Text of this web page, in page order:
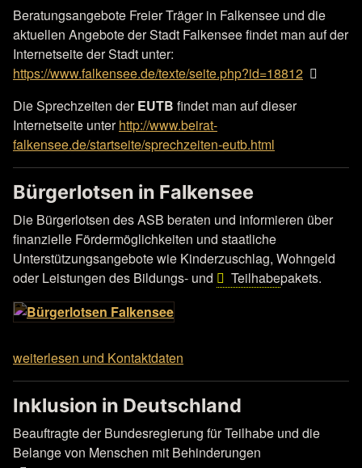
Beratungsangebote Freier Träger in Falkensee und die
aktuellen Angebote der Stadt Falkensee findet man auf der
Internetseite der Stadt unter:
https://www.falkensee.de/texte/seite.php?id=18812
Die Sprechzeiten derEUTB findet man auf dieser
Internetseite unterhttp://www.beirat-
falkensee.de/startseite/sprechzeiten-eutb.html
Bürgerlotsen in Falkensee
Die Bürgerlotsen des ASB beraten und informieren über
finanzielle Fördermöglichkeiten und staatliche
Unterstützungsangebote wie Kinderzuschlag, Wohngeld
oder Leistungen des Bildungs- und
Teilhabepakets.
weiterlesen und Kontaktdaten
Inklusion in Deutschland
Beauftragte der Bundesregierung für Teilhabe und die
Belange von Menschen mit Behinderungen